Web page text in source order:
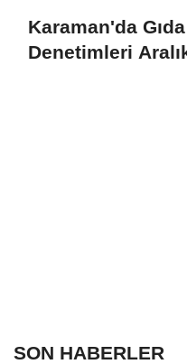
Karaman'da
Denetimleri
SON HABERLER